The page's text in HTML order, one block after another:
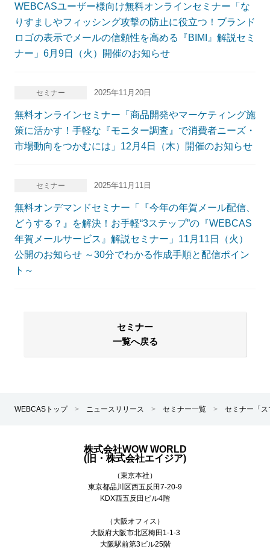
WEBCASユーザー様向け無料オンラインセミナー「な
りすましやフィッシング攻撃の防止に役立つ！ブランド
ロゴの表示でメールの信頼性を高める『BIMI』解説セミ
ナー」6月9日（火）開催のお知らせ
セミナー 2025年11月20日
無料オンラインセミナー「商品開発やマーケティング施
策に活かす！手軽な『モニター調査』で消費者ニーズ・
市場動向をつかむには」12月4日（木）開催のお知らせ
セミナー 2025年11月11日
無料オンデマンドセミナー「『今年の年賀メール配信、
どうする？』を解決！お手軽“3ステップ”の『WEBCAS
年賀メールサービス』解説セミナー」11月11日（火）
公開のお知らせ ～30分でわかる作成手順と配信ポイン
ト～
セミナー
一覧へ戻る
WEBCASトップ > ニュースリリース > セミナー一覧 > セミナー「
株式会社WOW WORLD
(旧・株式会社エイジア)
（東京本社）
東京都品川区西五反田7-20-9
KDX西五反田ビル4階
（大阪オフィス）
大阪府大阪市北区梅田1-1-3
大阪駅前第3ビル25階